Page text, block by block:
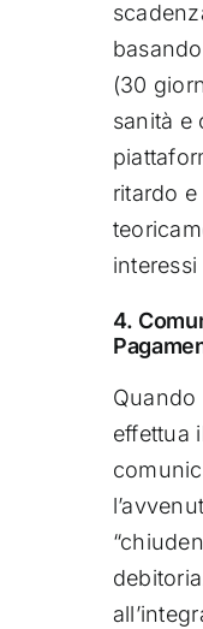
(30
sanità e
ritardo
4.
Quando
effettua